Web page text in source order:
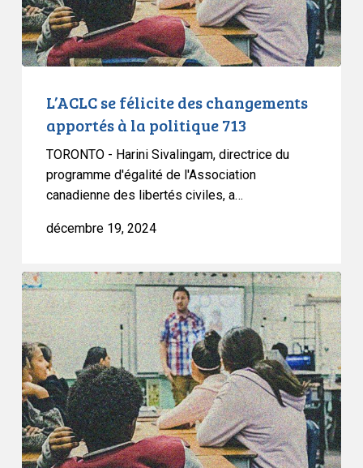
la
politique
713
L’ACLC se félicite des changements
apportés à la politique 713
TORONTO - Harini Sivalingam, directrice du
programme d'égalité de l'Association
canadienne des libertés civiles, a…
décembre 19, 2024
L’ACLC
condamne
fermement
la
législation
albertaine
qui
porte
atteinte